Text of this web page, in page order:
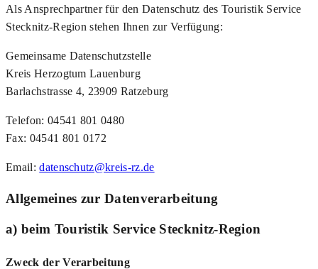
Als Ansprechpartner für den Datenschutz des Touristik Service
Stecknitz-Region stehen Ihnen zur Verfügung:
Gemeinsame Datenschutzstelle
Kreis Herzogtum Lauenburg
Barlachstrasse 4, 23909 Ratzeburg
Telefon: 04541 801 0480
Fax: 04541 801 0172
Email:datenschutz@kreis-rz.de
Allgemeines zur Datenverarbeitung
a) beim Touristik Service Stecknitz-Region
Zweck der Verarbeitung